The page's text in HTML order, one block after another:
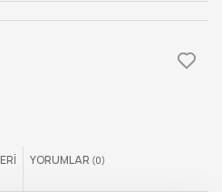
YORUMLAR (0)